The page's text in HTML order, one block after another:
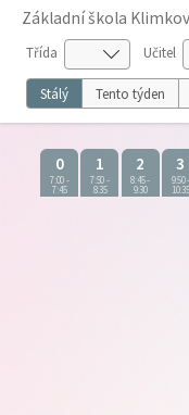
Základní škola
Třída Učitel
Stálý Tento týden
0
7:00-
7:45
1
7:50-
8:35
2
8:45-
9:30
3
9:50-
10:35